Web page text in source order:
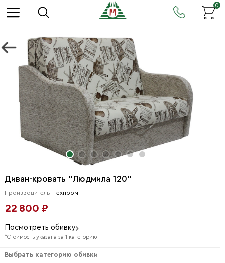
0
Диван-кровать "Людмила 120"
Производитель: Техпром
22 800 ₽
Посмотреть обивку
*Стоимость указана за 1 категорию
Выбрать категорию обивки